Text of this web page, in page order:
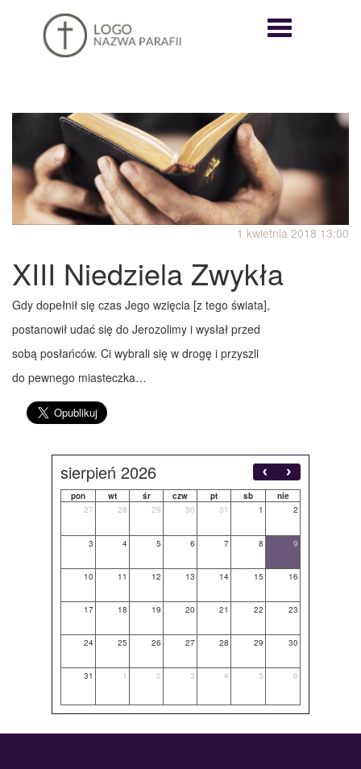
Nawigazja
rozwijana
1 kwietnia 2018 13:00
XIII Niedziela Zwykła
Gdy dopełnił się czas Jego wzięcia [z tego świata],
postanowił udać się do Jerozolimy i wysłał przed
sobą posłańców. Ci wybrali się w drogę i przyszli
do pewnego miasteczka…
sierpień 2026
pon wt śr czw pt sb
nie
27
28 29 30 31 1 2
3 4 5 6 7 8 9
10 11 12 13 14 15 16
17 18 19 20 21 22 23
24 25 26 27 28 29 30
31 1 2 3 4 5 6